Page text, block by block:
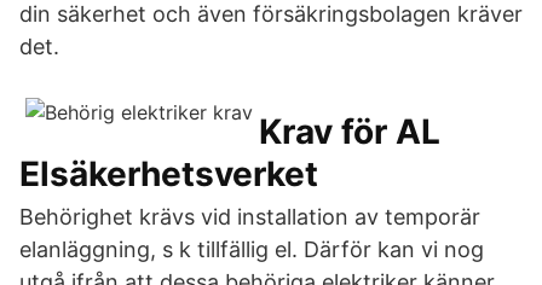
din säkerhet och även försäkringsbolagen kräver
det.
Krav för AL
Elsäkerhetsverket
Behörighet krävs vid installation av temporär
elanläggning, s k tillfällig el. Därför kan vi nog